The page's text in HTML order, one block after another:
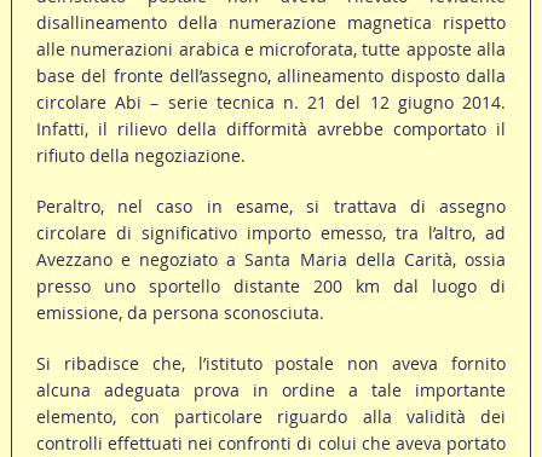
disallineamento della numerazione magnetica rispetto
alle numerazioni arabica e microforata, tutte apposte alla
base del fronte dell’assegno, allineamento disposto dalla
circolare Abi – serie tecnica n. 21 del 12 giugno 2014.
Infatti, il rilievo della difformità avrebbe comportato il
rifiuto della negoziazione.
Peraltro, nel caso in esame, si trattava di assegno
circolare di significativo importo emesso, tra l’altro, ad
Avezzano e negoziato a Santa Maria della Carità, ossia
presso uno sportello distante 200 km dal luogo di
emissione, da persona sconosciuta.
Si ribadisce che, l’istituto postale non aveva fornito
alcuna adeguata prova in ordine a tale importante
elemento, con particolare riguardo alla validità dei
controlli effettuati nei confronti di colui che aveva portato